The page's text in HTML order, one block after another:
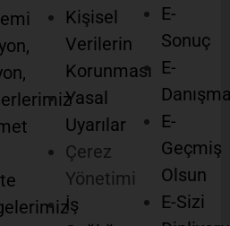
Kişisel
Verilerin
Korunması
Yasal
Uyarılar
Çerez
Yönetimi
İş
E-
Sonuç
E-
E-
Geçmiş
Olsun
E-Sizi